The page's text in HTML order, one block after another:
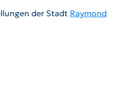
der Stadt Raymond